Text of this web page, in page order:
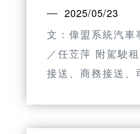
2025/05/23
文：偉盟系統汽車
／任苙萍 附駕駛
接送、商務接送、